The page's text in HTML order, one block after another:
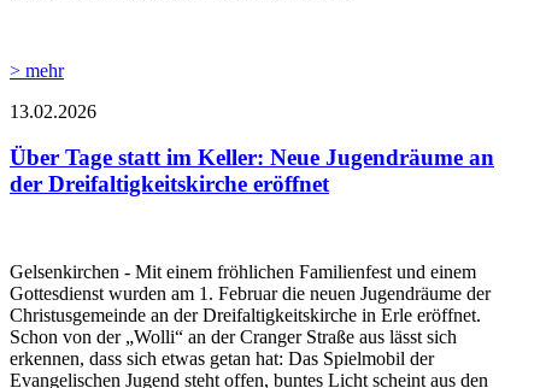
> mehr
13.02.2026
Über Tage statt im Keller: Neue Jugendräume an
der Dreifaltigkeitskirche eröffnet
Gelsenkirchen - Mit einem fröhlichen Familienfest und einem
Gottesdienst wurden am 1. Februar die neuen Jugendräume der
Christusgemeinde an der Dreifaltigkeitskirche in Erle eröffnet.
Schon von der „Wolli“ an der Cranger Straße aus lässt sich
erkennen, dass sich etwas getan hat: Das Spielmobil der
Evangelischen Jugend steht offen, buntes Licht scheint aus den